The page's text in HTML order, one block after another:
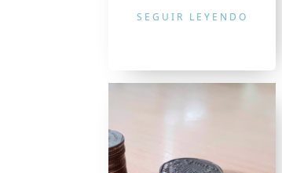
SEGUIR LEYENDO